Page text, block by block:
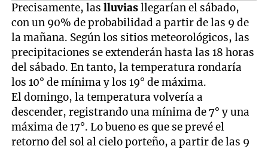
Precisamente, laslluviasllegarían el sábado,
con un 90% de probabilidad a partir de las 9 de
la mañana. Según los sitios meteorológicos, las
precipitaciones se extenderán hasta las 18 horas
del sábado. En tanto, la temperatura rondaría
los 10° de mínima y los 19° de máxima.
El domingo, la temperatura volvería a
descender, registrando una mínima de 7° y una
máxima de 17°. Lo bueno es que se prevé el
retorno del sol al cielo porteño, a partir de las 9